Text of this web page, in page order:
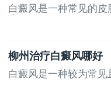
白癜风是一种常见的
柳州治疗白癜风哪好
白癜风是一种较为常